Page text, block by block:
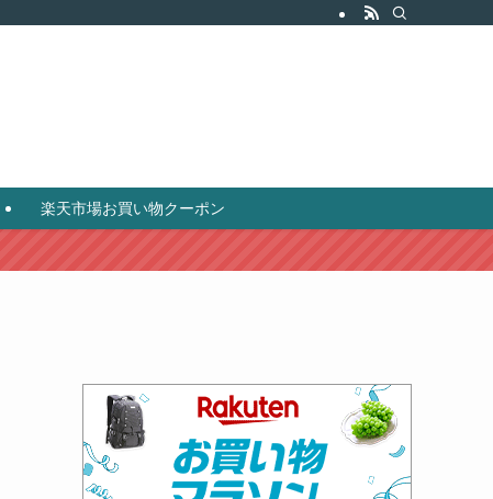
楽天市場お買い物クーポン